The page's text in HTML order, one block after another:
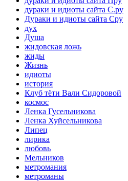
дураки и идиоты сайта С.ру
Дураки и идиоты сайта Сру
дух
Душа
жидовская ложь
жиды
Жизнь
идиоты
история
Клуб тёти Вали Сидоровой
космос
Ленка Гусельникова
Ленка Хуйсельникова
Липец
лирика
любовь
Мельников
метромания
метроманы